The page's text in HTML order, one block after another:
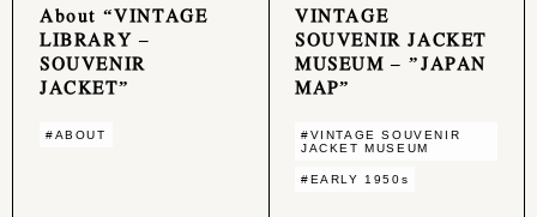
About “VINTAGE
LIBRARY –
SOUVENIR
JACKET”
#ABOUT
VINTAGE
SOUVENIR JACKET
MUSEUM – ”JAPAN
MAP”
#VINTAGE SOUVENIR
JACKET MUSEUM
#EARLY 1950s